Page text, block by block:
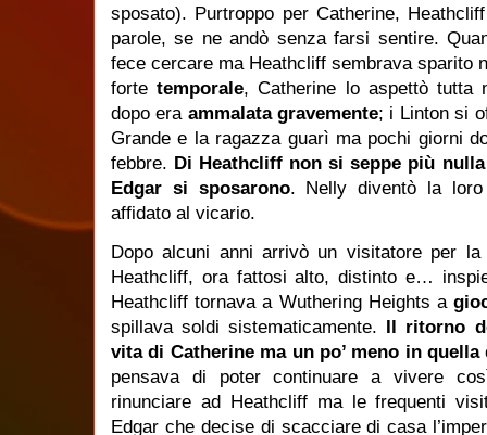
sposato). Purtroppo per Catherine,
parole, se ne andò senza farsi sentire.
fece cercare ma Heathcliff sembrava sparito
fortetemporale, Catherine lo aspettò tutta
dopo era ammalata gravemente; i Linton si
Grande e la ragazza guarì ma pochi giorni
febbre. Di Heathcliff non si seppe più
Edgar si sposarono. Nelly diventò la loro
affidato al vicario.
Dopo alcuni anni arrivò un visitatore per
Heathcliff, ora fattosi alto, distinto e…
Heathcliff tornava a Wuthering Heights a
spillava soldi sistematicamente. Il ritorno
vita di Catherine ma un po’ meno in
pensava di poter continuare a vivere
rinunciare ad Heathcliff ma le frequenti
Edgar che decise di scacciare di casa